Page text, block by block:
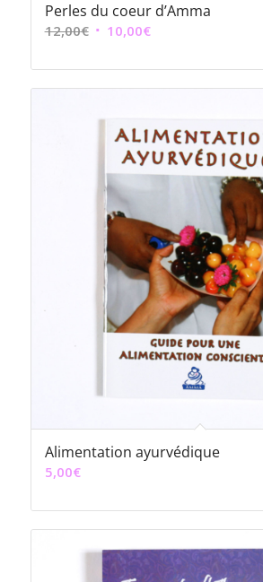
Perles du coeur d’Amma
12,00€ Le
initial
était :
12,00€.
10,00€Le
actuel
est :
Alimentation ayurvédique
5,00€